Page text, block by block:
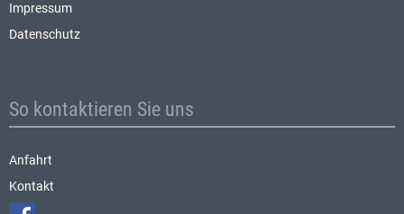
Impressum
Datenschutz
So kontaktieren Sie uns
Anfahrt
Kontakt